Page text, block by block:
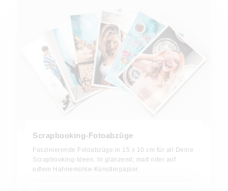
Scrapbooking-Fotoabzüge
Faszinierende Fotoabzüge in 15 x 10 cm für all Deine
Scrapbooking-Ideen. In glänzend, matt oder auf
edlem Hahnemühle-Künstlerpapier.